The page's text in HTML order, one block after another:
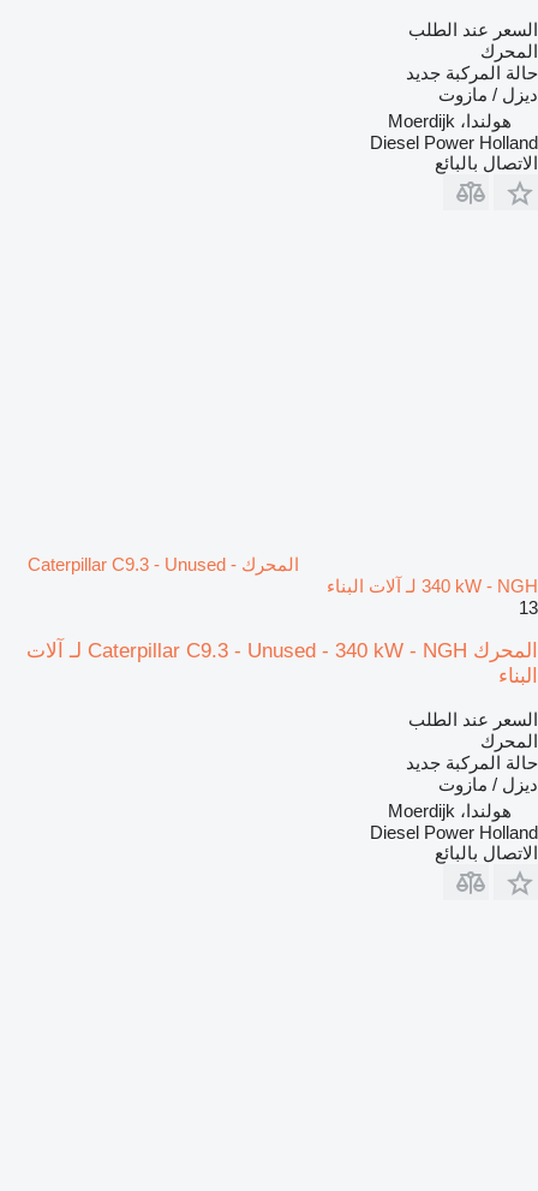
السعر عند الطلب
المحرك
حالة المركبة جديد
ديزل / مازوت
هولندا، Moerdijk
Diesel Power Holland
الاتصال بالبائع
المحرك Caterpillar C9.3 - Unused -
340 kW - NGH لـ آلات البناء
13
المحرك Caterpillar C9.3 - Unused - 340 kW - NGH لـ آلات
البناء
السعر عند الطلب
المحرك
حالة المركبة جديد
ديزل / مازوت
هولندا، Moerdijk
Diesel Power Holland
الاتصال بالبائع